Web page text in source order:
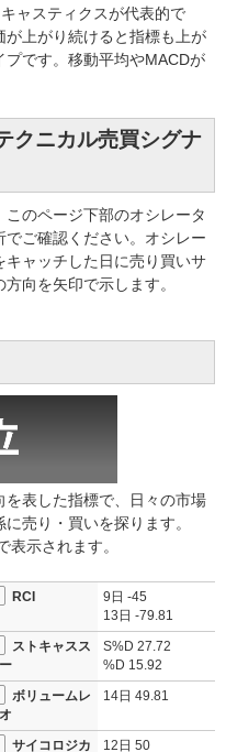
ャスティクスが代表的で
上がり続けると指標も上が
プです。移動平均やMACDが
クニカル売買シグナ
のページ下部のオシレータ
ご確認ください。オシレー
キャッチした日に売り買いサ
向を矢印で示します。
表した指標で、日々の市場
売り・買いを探ります。
表示されます。
RCI 9日 -45
13日 -79.81
ストキャスス
S%D 27.72
%D 15.92
ボリュームレ
14日 49.81
サイコロジカ 12日 50